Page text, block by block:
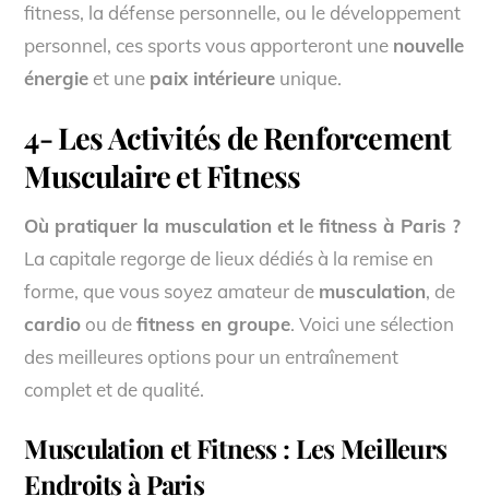
fitness, la défense personnelle, ou le développement
personnel, ces sports vous apporteront une nouvelle
énergie et une paix intérieure unique.
4- Les Activités de Renforcement
Musculaire et Fitness
Où pratiquer la musculation et le fitness à Paris ?
La capitale regorge de lieux dédiés à la remise en
forme, que vous soyez amateur de musculation, de
cardio ou defitness en groupe. Voici une sélection
des meilleures options pour un entraînement
complet et de qualité.
Musculation et Fitness : Les Meilleurs
Endroits à Paris